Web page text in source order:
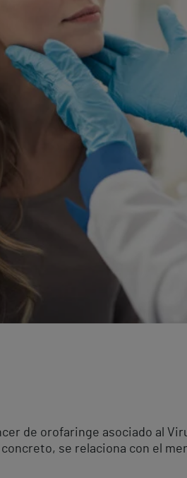
de orofaringe asociado al
se relaciona con el